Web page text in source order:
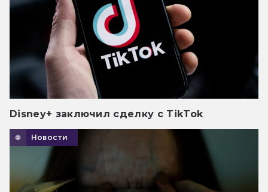
Disney+ заключил сделку с TikTok
Новости